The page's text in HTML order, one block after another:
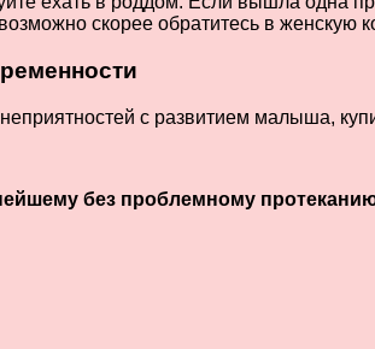
скорее обратитесь в женскую
с развитием малыша,
без проблемному